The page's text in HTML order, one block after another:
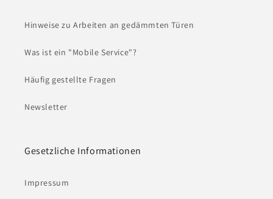
Hinweise zu Arbeiten an gedämmten Türen
Was ist ein "Mobile Service"?
Häufig gestellte Fragen
Newsletter
Gesetzliche Informationen
Impressum